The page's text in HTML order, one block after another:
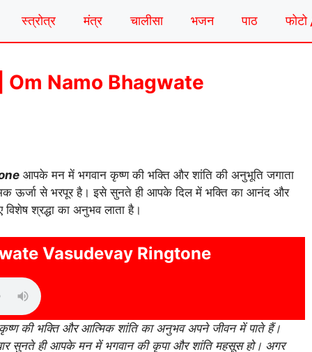
स्त्रोत्र मंत्र चालीसा भजन पाठ
| Om Namo Bhagwate
आपके मन में भगवान कृष्ण की भक्ति और शांति की अनुभूति जगाता
ऊर्जा से भरपूर है। इसे सुनते ही आपके दिल में भक्ति का आनंद और
श्रद्धा का अनुभव लाता है।
Vasudevay Ringtone
की भक्ति और आत्मिक शांति का अनुभव अपने जीवन में पाते हैं।
सुनते ही आपके मन में भगवान की कृपा और शांति महसूस हो। अगर